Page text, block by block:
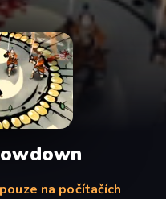
na počítačích